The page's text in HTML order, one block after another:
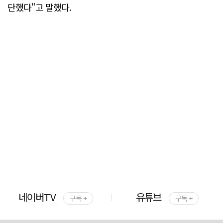
단했다"고 말했다.
네이버TV 구독 + 유튜브 구독 +